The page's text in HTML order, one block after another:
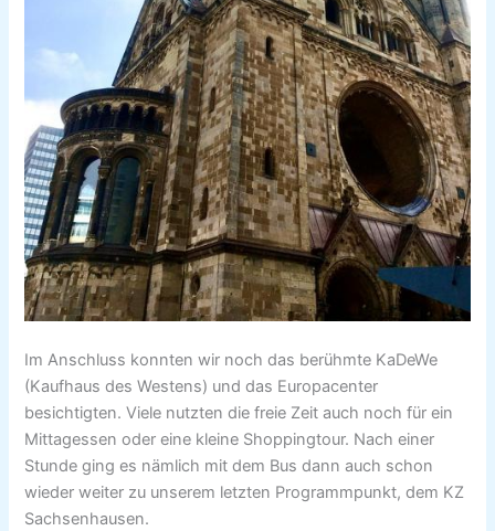
Im Anschluss konnten wir noch das berühmte KaDeWe
(Kaufhaus des Westens) und das Europacenter
besichtigten. Viele nutzten die freie Zeit auch noch für ein
Mittagessen oder eine kleine Shoppingtour. Nach einer
Stunde ging es nämlich mit dem Bus dann auch schon
wieder weiter zu unserem letzten Programmpunkt, dem KZ
Sachsenhausen.